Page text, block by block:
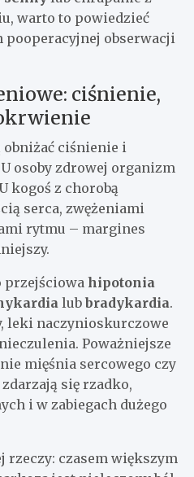
warto to powiedzieć
obserwacji
ciśnienie,
obniżać ciśnienie i
osoby zdrowej organizm
kogoś z chorobą
serca, zwężeniami
rytmu – margines
przejściowa hipotonia
lub bradykardia.
leki naczynioskurczowe
Poważniejsze
mięśnia sercowego czy
się rzadko,
i w zabiegach dużego
rzeczy: czasem większym